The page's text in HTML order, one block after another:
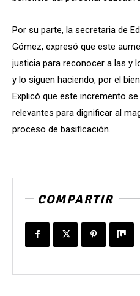
Por su parte, la secretaria de
Gómez, expresó que este
justicia para reconocer a las y
y lo siguen haciendo, por el
Explicó que este incremento
relevantes para dignificar al
proceso de basificación.
COMPARTIR